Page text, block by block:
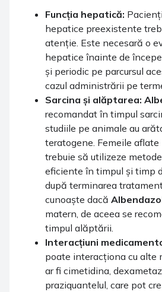
Funcția hepatică:
hepatice preexistente
atenție. Este necesară o
hepatice înainte de
și periodic pe parcursul
cazul administrării pe
Sarcina și alăptarea:
recomandat în timpul
studiile pe animale au
teratogene. Femeile
trebuie să utilizeze
eficiente în timpul și timp
după terminarea
cunoaște dacă
matern, de aceea se
timpul alăptării.
Interacțiuni
poate interacționa cu alte
ar fi cimetidina,
praziquantelul, care pot